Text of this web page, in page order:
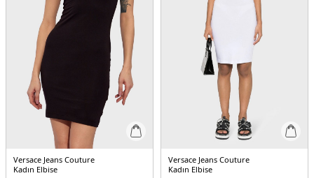
Versace Jeans Couture
Kadın Elbise
Versace Jeans Couture
Kadın Elbise